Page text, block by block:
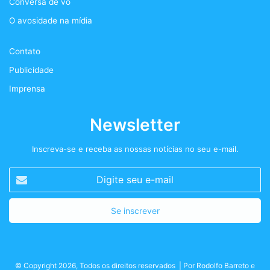
Conversa de vo
O avosidade na mídia
Contato
Publicidade
Imprensa
Newsletter
Inscreva-se e receba as nossas notícias no seu e-mail.
Digite
seu
e-
© Copyright 2026, Todos os direitos reservados | Por Rodolfo Barreto e